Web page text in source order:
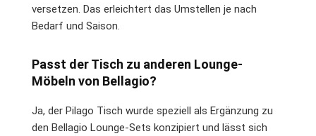
versetzen. Das erleichtert das Umstellen je nach
Bedarf und Saison.
Passt der Tisch zu anderen Lounge-
Möbeln von Bellagio?
Ja, der Pilago Tisch wurde speziell als Ergänzung zu
den Bellagio Lounge-Sets konzipiert und lässt sich